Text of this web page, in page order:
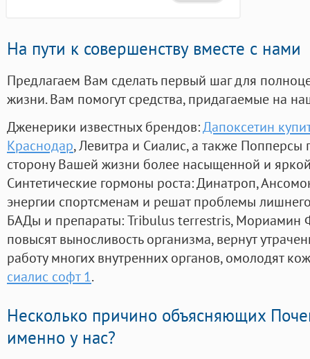
На пути к совершенству вместе с нами
Предлагаем Вам сделать первый шаг для
жизни. Вам помогут средства, придагаемые на
Дженерики известных брендов:Дапоксетин
Краснодар, Левитра и Сиалис, а также Попперсы
сторону Вашей жизни более насыщенной и
Синтетические гормоны роста: Динатроп,
энергии спортсменам и решат проблемы
БАДы и препараты:Tribulus terrestris, Мориамин
повысят выносливость организма, вернут
работу многих внутренних органов, омолодят
сиалис софт 1.
Несколько причино объясняющих
именно у нас?